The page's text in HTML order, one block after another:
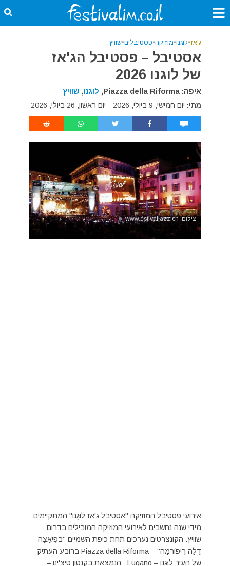
ג'אז•לוגנו•מוזיקה•פסטיבלים•שוויץ
אסטיבל – פסטיבל הג'אז
של לוגנו 2026
איפה: Piazza della Riforma, לוגנו, שוויץ
מתי: יום חמישי, 9 ביולי, 2026 - יום ראשון, 26 ביולי, 2026
צילום: www.estivaljazz.ch
אירועי פסטיבל המוזיקה "אסטיבל ג'אז לוּגָנוֹ" המתקיימים
מידי שנה נחשבים לאירועי המוזיקה המובילים בדרום
שוויץ. הקונצרטים נערכים תחת כיפת השמיים "בפִיאָצָה
דֶלָה רִיפוֹרמָה" – Piazza della Riforma ברובע העתיק
של העיר לוּגָנוֹ – Lugano הנמצאת בקנטון טיצ'ינו –